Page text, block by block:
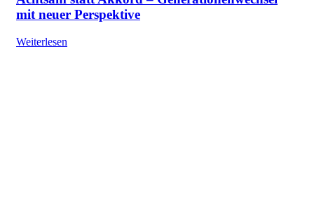
mit neuer Perspektive
Weiterlesen